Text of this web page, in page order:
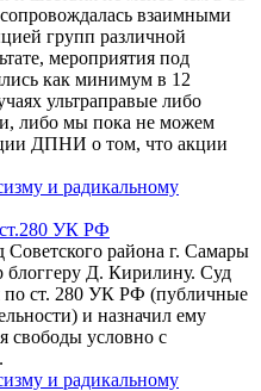
взаимными
групп различной
мероприятия под
как минимум в 12
ультраправые либо
либо мы пока не можем
ДПНИ о том, что акции
и радикальному
УК РФ
Советского района г. Самары
блоггеру Д. Кирилину. Суд
ст. 280 УК РФ (публичные
и назначил ему
свободы условно с
и радикальному